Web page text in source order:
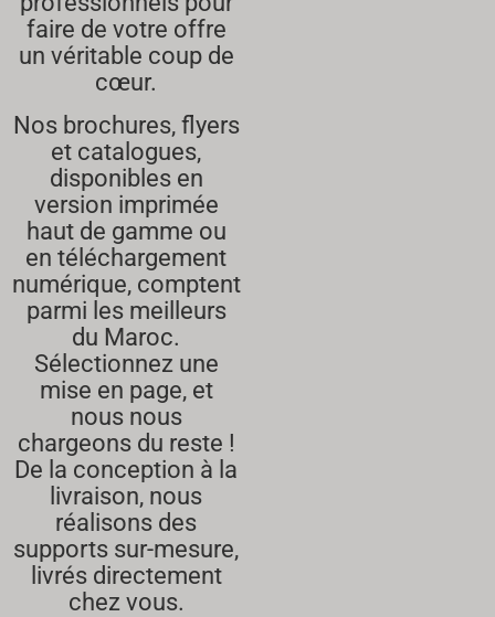
faire de votre offre
un véritable coup de
cœur.
Nos brochures, flyers
et catalogues,
disponibles en
version imprimée
haut de gamme ou
en téléchargement
numérique, comptent
parmi les meilleurs
du Maroc.
Sélectionnez une
mise en page, et
nous nous
chargeons du reste !
De la conception à la
livraison, nous
réalisons des
supports sur-mesure,
livrés directement
chez vous.